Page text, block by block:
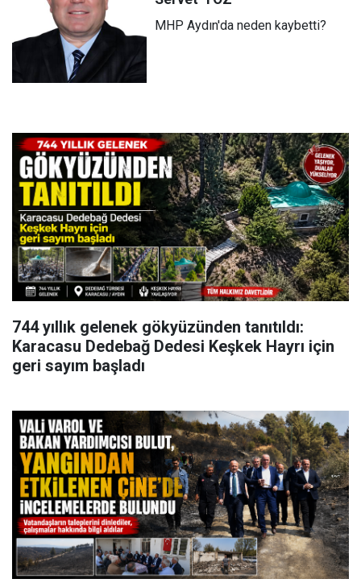
MHP Aydın'da neden kaybetti?
744 yıllık gelenek gökyüzünden tanıtıldı:
Karacasu Dedebağ Dedesi Keşkek Hayrı için
geri sayım başladı